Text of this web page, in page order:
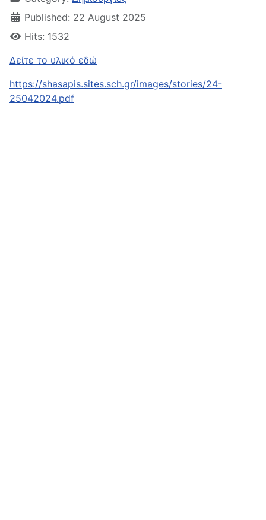
Published: 22 August 2025
Hits: 1532
Δείτε το υλικό εδώ
https://shasapis.sites.sch.gr/images/stories/24-
25042024.pdf